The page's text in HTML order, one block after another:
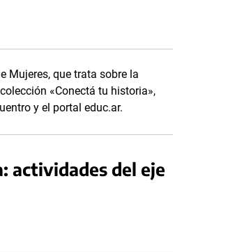
Mujeres, que trata sobre la
«Conectá tu historia»,
y el portal educ.ar.
actividades del eje